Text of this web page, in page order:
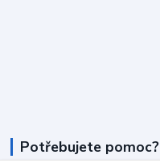
Potřebujete pomoc?